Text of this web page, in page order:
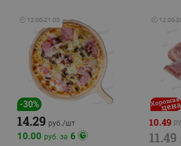
🕘 12:00-21:00
-30%
14.29 руб./шт
10.00 руб. за 6
🕘 12:00-
10.49
11.49